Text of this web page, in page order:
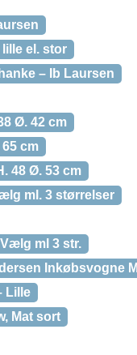
el. stor
– Ib Laursen
Ø. 42 cm
cm
48 Ø. 53 cm
ml. 3 størrelser
ml 3 str.
Inkøbsvogne
Lille
Mat sort